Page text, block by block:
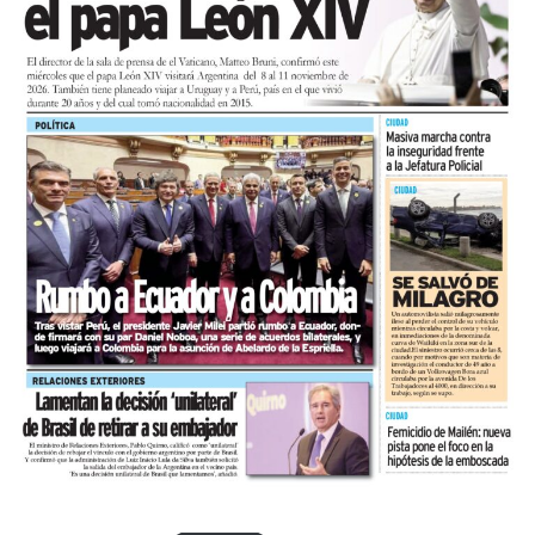
En tanto, el viernes 21 a las 17:30 se desarrollará “El
Cerebro Mágico: construyendo preguntas, respuestas y
circuitos”, a cargo de María Paula Algote. Se trata de un
taller práctico de arte, ciencia y tecnología en el que al
finalizar cada participante se lleva su propia creación
terminada. Es una actividad arancelada (incluye
materiales) destinada a niños a partir de los 6 años.
Los participantes menores de 8 años deberán asistir
acompañados por una persona adulta (menores
asistentes $12.000 y adulto acompañante $5.000). Las
entradas están disponibles en la boletería de lunes a
viernes de 14 a 19.
Asimismo, el viernes 28 a las 17:30 se realizará “Arco Iris
de Cuentos” con Lecturita Ediciones a cargo de
Margarita Luna. Consistirá en un espacio interactivo de
de entre 3 y 7 años junto a sus familias potencian la